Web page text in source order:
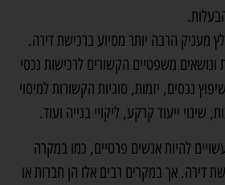
מעניק הרבה יותר מסיוע ברכישת דירה.
ונושאים משפטיים הקשורים לרכישות נכסי
נכסים, יזמות, סוגיות הקשורות למיסוי
ייעוד קרקע, ליקויי בנייה ועוד.
להיות אנשים פרטיים, כמו במקרה
דירה. אך במקרים רבים אלו הן חברות או